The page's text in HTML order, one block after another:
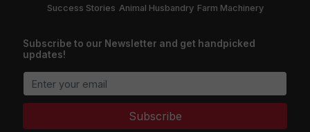
Success Stories Animal Husbandry Farm Machinery
Subscribe to our Newsletter and get handpicked
updates!
Subscribe